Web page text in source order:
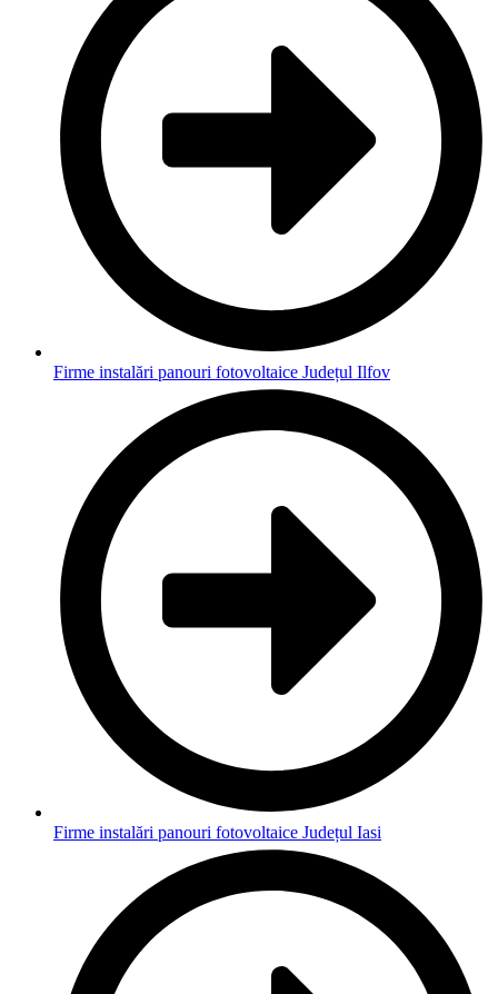
Firme instalări panouri fotovoltaice Județul Ilfov
Firme instalări panouri fotovoltaice Județul Iasi